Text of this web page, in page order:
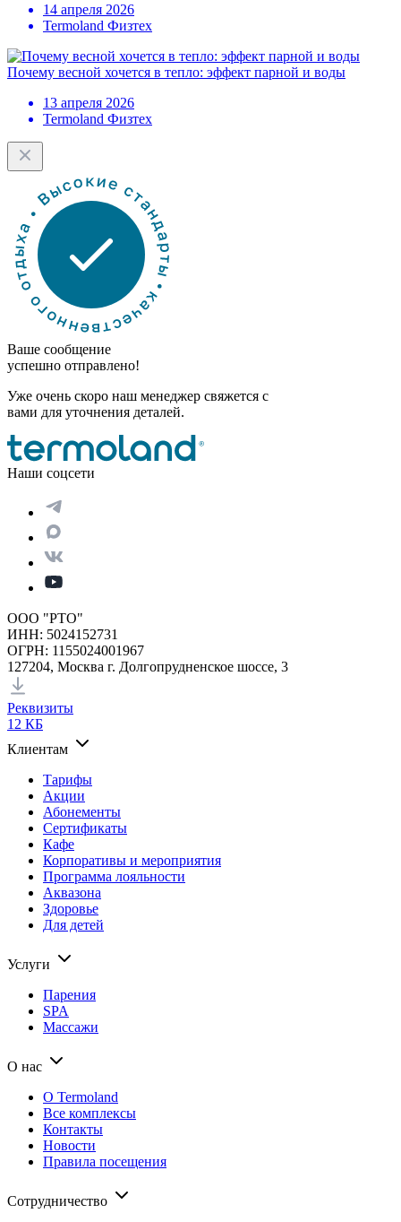
14 апреля 2026
Termoland Физтех
Почему весной хочется в тепло: эффект парной и воды
13 апреля 2026
Termoland Физтех
Ваше сообщение
успешно отправлено!
Уже очень скоро наш менеджер свяжется с
вами для уточнения деталей.
Наши соцсети
ООО "РТО"
ИНН: 5024152731
ОГРН: 1155024001967
127204, Москва г. Долгопрудненское шоссе, 3
Реквизиты
12 КБ
Клиентам
Тарифы
Акции
Абонементы
Сертификаты
Кафе
Корпоративы и мероприятия
Программа лояльности
Аквазона
Здоровье
Для детей
Услуги
Парения
SPA
Массажи
О нас
О Termoland
Все комплексы
Контакты
Новости
Правила посещения
Сотрудничество